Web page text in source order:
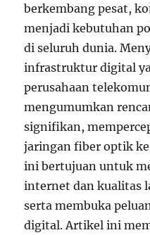
berkembang pesat,
menjadi kebutuhan
di seluruh dunia.
infrastruktur digital
perusahaan
mengumumkan
signifikan,
jaringan fiber optik
ini bertujuan untuk
internet dan kualitas
serta membuka
digital. Artikel ini